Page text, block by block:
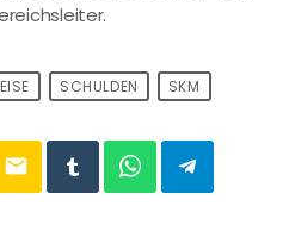
SCHULDEN SKM
email